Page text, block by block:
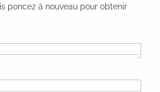
poncez à nouveau pour obtenir